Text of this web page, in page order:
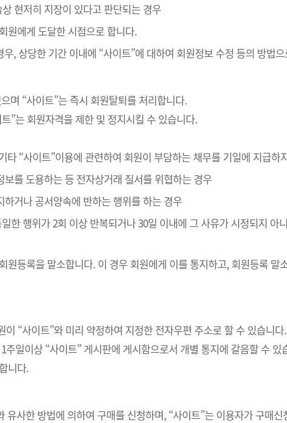
현저히 지장이 있다고 판단되는 경우
원에게 도달한 시점으로 합니다.
, 상당한 기간 이내에 “사이트”에 대하여 회원정보 수정 등의 방법
며 “사이트”는 즉시 회원탈퇴를 처리합니다.
”는 회원자격을 제한 및 정지시킬 수 있습니다.
타 “사이트”이용에 관련하여 회원이 부담하는 채무를 기일에 지급하
를 도용하는 등 전자상거래 질서를 위협하는 경우
거나 공서양속에 반하는 행위를 하는 경우
한 행위가 2회 이상 반복되거나 30일 이내에 그 사유가 시정되지 아
등록을 말소합니다. 이 경우 회원에게 이를 통지하고, 회원등록 말
“사이트”와 미리 약정하여 지정한 전자우편 주소로 할 수 있습니다.
일이상 “사이트” 게시판에 게시함으로서 개별 통지에 갈음할 수
니다.
사한 방법에 의하여 구매를 신청하며, “사이트”는 이용자가 구매